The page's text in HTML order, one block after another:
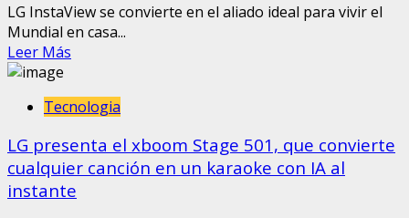
LG InstaView se convierte en el aliado ideal para vivir el
Mundial en casa...
Leer Más
Tecnologia
LG presenta el xboom Stage 501, que convierte
cualquier canción en un karaoke con IA al
instante